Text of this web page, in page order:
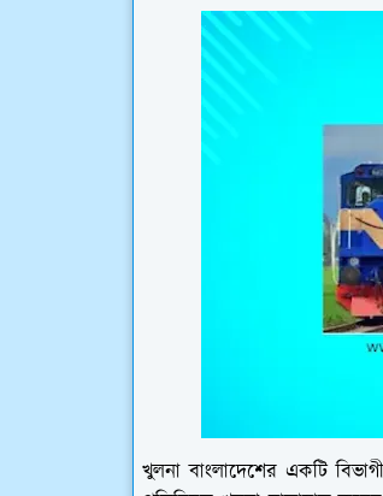
খুলনা বাংলাদেশের একটি